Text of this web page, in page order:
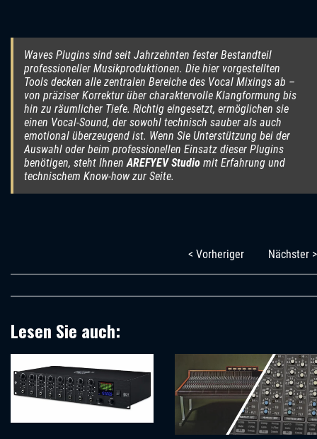
Waves Plugins sind seit Jahrzehnten fester Bestandteil
professioneller Musikproduktionen. Die hier vorgestellten
Tools decken alle zentralen Bereiche des Vocal Mixings ab –
von präziser Korrektur über charaktervolle Klangformung bis
hin zu räumlicher Tiefe. Richtig eingesetzt, ermöglichen sie
einen Vocal-Sound, der sowohl technisch sauber als auch
emotional überzeugend ist. Wenn Sie Unterstützung bei der
Auswahl oder beim professionellen Einsatz dieser Plugins
benötigen, steht IhnenAREFYEV Studio mit Erfahrung und
technischem Know-how zur Seite.
< Vorheriger Nächster >
Lesen Sie auch: